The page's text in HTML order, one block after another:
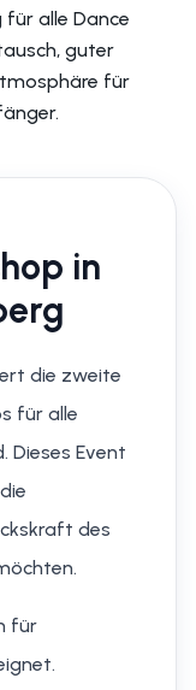
für alle Dance
guter
für
in
die zweite
für alle
Dieses Event
des
für